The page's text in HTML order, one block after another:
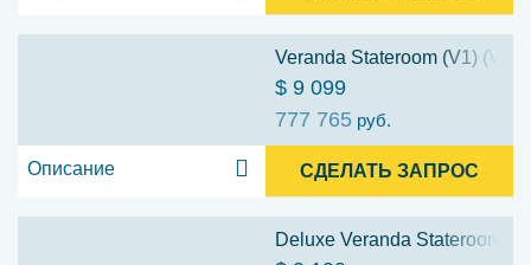
Veranda Stateroom (V1) (V1)
$ 9 099
777 765 руб.
Описание СДЕЛАТЬ ЗАПРОС
Deluxe Veranda Stateroom